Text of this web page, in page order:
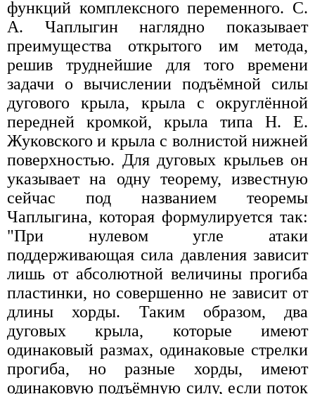
функций комплексного переменного. С.
А. Чаплыгин наглядно показывает
преимущества открытого им метода,
решив труднейшие для того времени
задачи о вычислении подъёмной силы
дугового крыла, крыла с округлённой
передней кромкой, крыла типа Н. Е.
Жуковского и крыла с волнистой нижней
поверхностью. Для дуговых крыльев он
указывает на одну теорему, известную
сейчас под названием теоремы
Чаплыгина, которая формулируется так:
"При нулевом угле атаки
поддерживающая сила давления зависит
лишь от абсолютной величины прогиба
пластинки, но совершенно не зависит от
длины хорды. Таким образом, два
дуговых крыла, которые имеют
одинаковый размах, одинаковые стрелки
прогиба, но разные хорды, имеют
одинаковую подъёмную силу, если поток